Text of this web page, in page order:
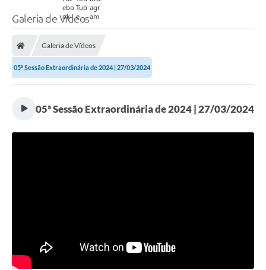
Galeria de Vídeos
Galeria de Vídeos
05ª Sessão Extraordinária de 2024 | 27/03/2024
05ª Sessão Extraordinária de 2024 | 27/03/2024